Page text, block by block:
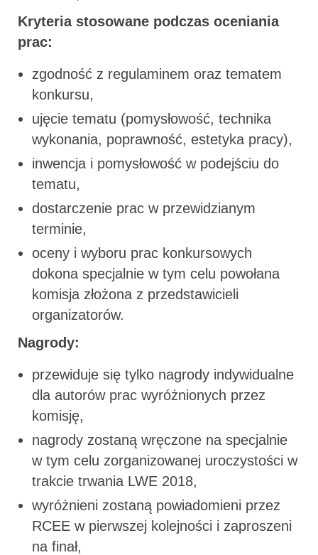
Kryteria stosowane podczas oceniania
prac:
zgodność z regulaminem oraz tematem
konkursu,
ujęcie tematu (pomysłowość, technika
wykonania, poprawność, estetyka pracy),
inwencja i pomysłowość w podejściu do
tematu,
dostarczenie prac w przewidzianym
terminie,
oceny i wyboru prac konkursowych
dokona specjalnie w tym celu powołana
komisja złożona z przedstawicieli
organizatorów.
Nagrody:
przewiduje się tylko nagrody indywidualne
dla autorów prac wyróżnionych przez
komisję,
nagrody zostaną wręczone na specjalnie
w tym celu zorganizowanej uroczystości w
trakcie trwania LWE 2018,
wyróżnieni zostaną powiadomieni przez
RCEE w pierwszej kolejności i zaproszeni
na finał,